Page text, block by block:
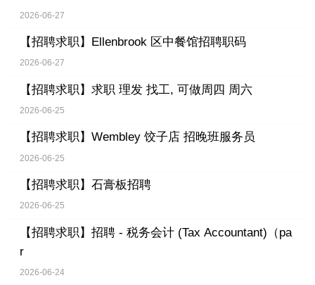
2026-06-27
【招聘求职】 Ellenbrook 区中餐馆招聘职码
2026-06-27
【招聘求职】 求职 理发 找工, 可做周四 周六
2026-06-25
【招聘求职】 Wembley 饺子店 招晚班服务员
2026-06-25
【招聘求职】 石膏板招聘
2026-06-25
【招聘求职】 招聘 - 税务会计 (Tax Accountant)（pa
r
2026-06-24